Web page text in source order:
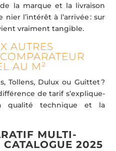
la marque et la livraison
nier l’intérêt à l’arrivée : sur
vraiment tangible.
AUTRES
AU M²
Tollens, Dulux ou Guittet ?
de tarif s’explique-
qualité technique et la
MULTI-
2025